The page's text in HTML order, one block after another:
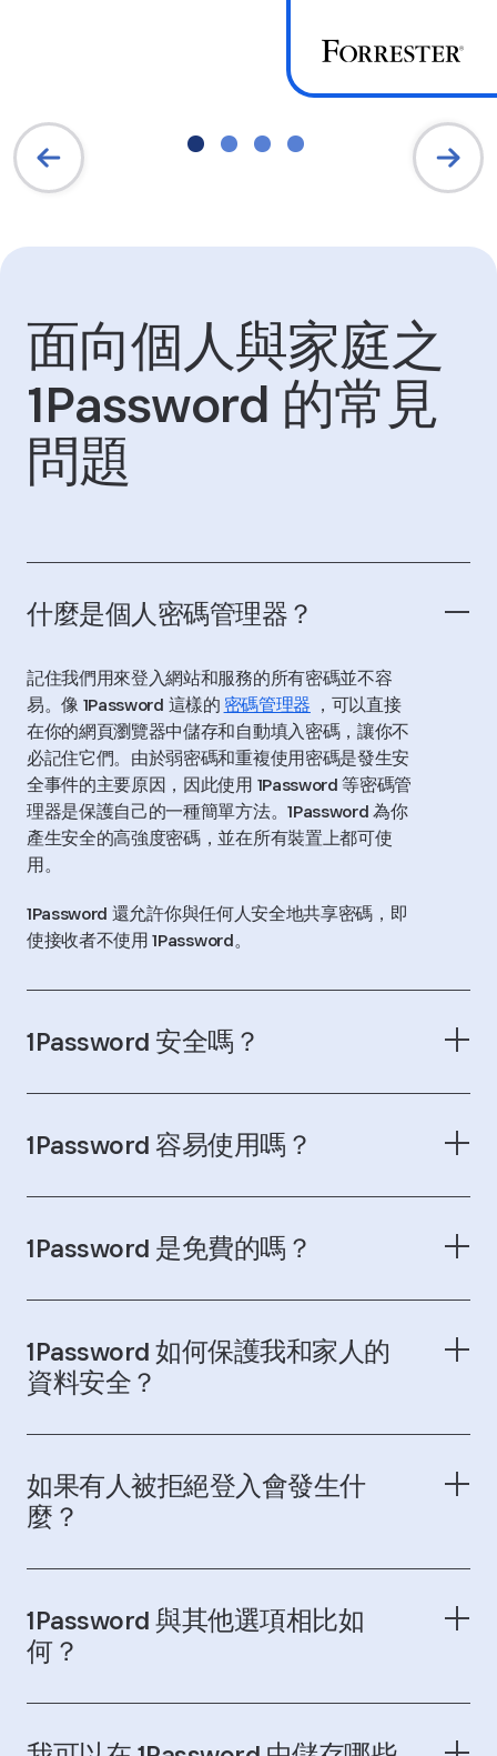
面向個人與家庭之
1Password 的常見
問題
什麼是個人密碼管理器？
記住我們用來登入網站和服務的所有密碼並不容
易。像 1Password 這樣的 密碼管理器 ，可以直接
在你的網頁瀏覽器中儲存和自動填入密碼，讓你不
必記住它們。由於弱密碼和重複使用密碼是發生安
全事件的主要原因，因此使用 1Password 等密碼管
理器是保護自己的一種簡單方法。1Password 為你
產生安全的高強度密碼，並在所有裝置上都可使
用。
1Password 還允許你與任何人安全地共享密碼，即
使接收者不使用 1Password。
1Password 安全嗎？
瀏覽我們的資安頁面
1Password 容易使用嗎？
類型的完整清單
1Password 是免費的嗎？
1Password 如何保護我和家人的
資料安全？
如果有人被拒絕登入會發生什
麼？
Emergency Kit
1Password 與其他選項相比如
何？